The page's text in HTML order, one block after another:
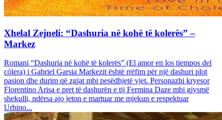
Xhelal Zejneli: “Dashuria në kohë të kolerës” –
Markez
Romani “Dashuria në kohë të kolerës” (El amor en los tiempos del
cólera) i Gabriel Garsia Markezit është rrëfim për një dashuri plot
pasion dhe durim që zgjat mbi pesëdhjetë vjet. Personazhi kryesor
Florentino Arisa e pret të dashurën e tij Fermina Daze mbi gjysmë
shekulli, ndërsa ajo jeton e martuar me mjekun e respektuar
Urbino...